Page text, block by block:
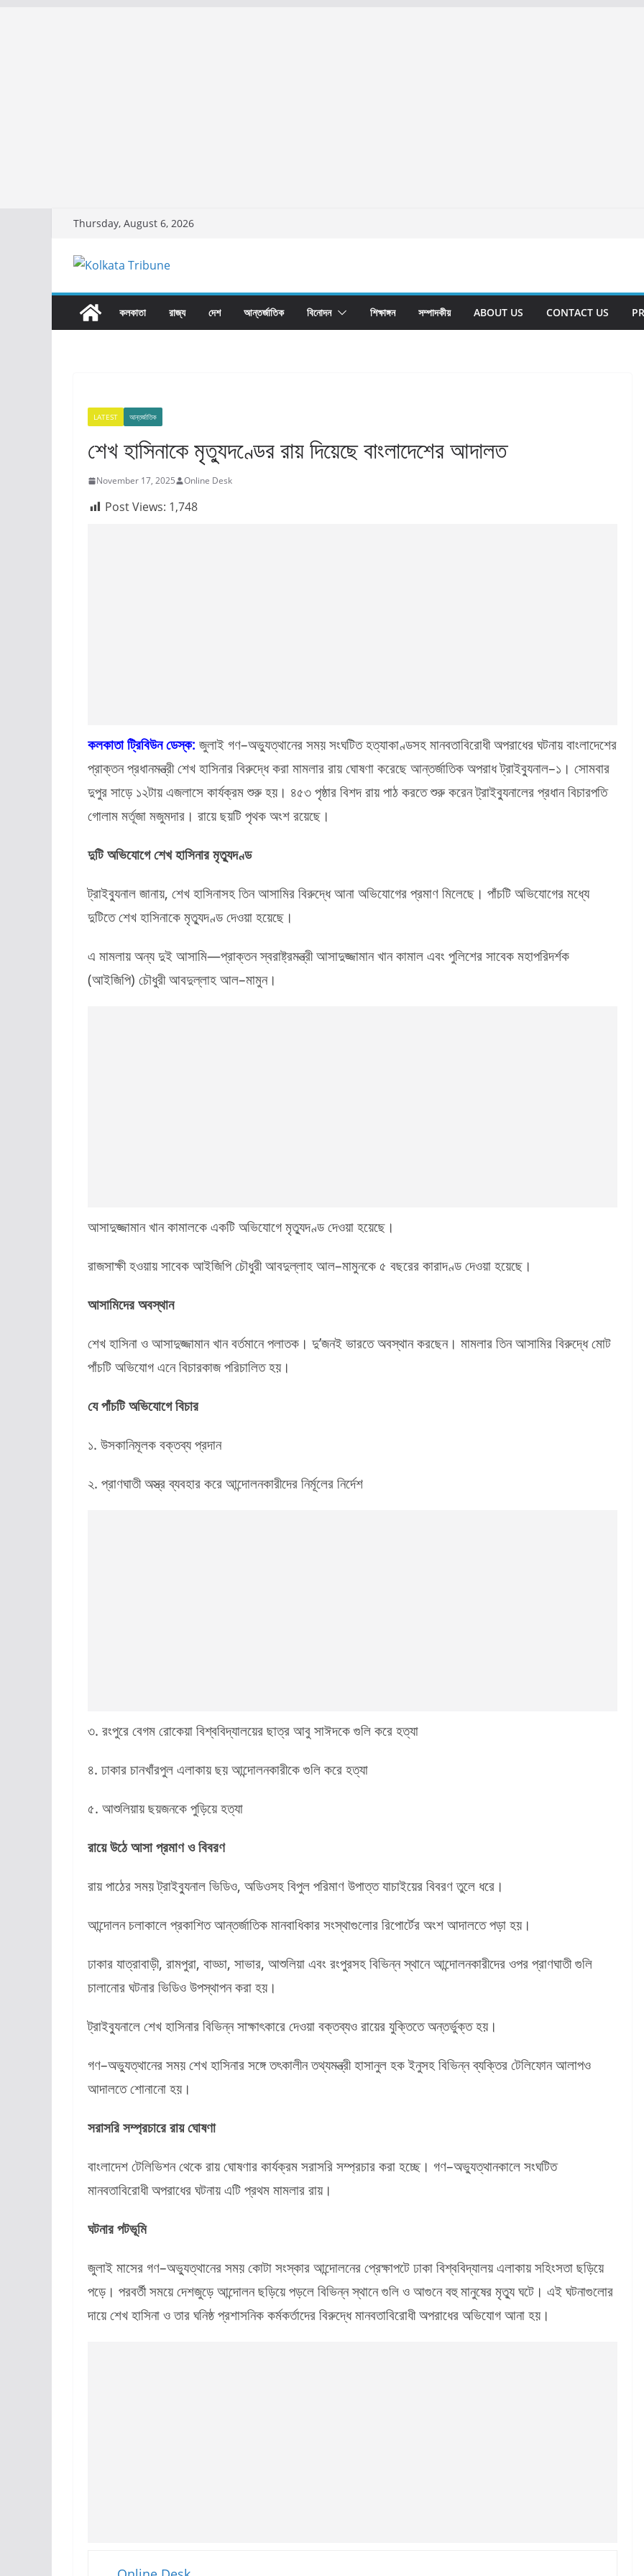
content
Thursday, August 6, 2026
কলকাতা রাজ্য​ দেশ আন্তর্জাতিক বিনোদন শিক্ষাঙ্গন সম্পাদকীয় ABOUT US CONTACT US
LATEST আন্তর্জাতিক
শেখ হাসিনাকে মৃত্যুদণ্ডের রায় দিয়েছে বাংলাদেশের আদালত
November 17, 2025 Online Desk
Post Views: 1,748
কলকাতা ট্রিবিউন ডেস্ক: জুলাই গণ–অভ্যুত্থানের সময় সংঘটিত হত্যাকাণ্ডসহ মানবতাবিরোধী অপরাধের ঘটনায় বাংলাদেশের
প্রাক্তন প্রধানমন্ত্রী শেখ হাসিনার বিরুদ্ধে করা মামলার রায় ঘোষণা করেছে আন্তর্জাতিক অপরাধ ট্রাইব্যুনাল–১। সোমবার
দুপুর সাড়ে ১২টায় এজলাসে কার্যক্রম শুরু হয়। ৪৫৩ পৃষ্ঠার বিশদ রায় পাঠ করতে শুরু করেন ট্রাইব্যুনালের প্রধান বিচারপতি
গোলাম মর্তূজা মজুমদার। রায়ে ছয়টি পৃথক অংশ রয়েছে।
দুটি অভিযোগে শেখ হাসিনার মৃত্যুদণ্ড
ট্রাইব্যুনাল জানায়, শেখ হাসিনাসহ তিন আসামির বিরুদ্ধে আনা অভিযোগের প্রমাণ মিলেছে। পাঁচটি অভিযোগের মধ্যে
দুটিতে শেখ হাসিনাকে মৃত্যুদণ্ড দেওয়া হয়েছে।
এ মামলায় অন্য দুই আসামি—প্রাক্তন স্বরাষ্ট্রমন্ত্রী আসাদুজ্জামান খান কামাল এবং পুলিশের সাবেক মহাপরিদর্শক
(আইজিপি) চৌধুরী আবদুল্লাহ আল–মামুন।
আসাদুজ্জামান খান কামালকে একটি অভিযোগে মৃত্যুদণ্ড দেওয়া হয়েছে।
রাজসাক্ষী হওয়ায় সাবেক আইজিপি চৌধুরী আবদুল্লাহ আল–মামুনকে ৫ বছরের কারাদণ্ড দেওয়া হয়েছে।
আসামিদের অবস্থান
শেখ হাসিনা ও আসাদুজ্জামান খান বর্তমানে পলাতক। দু’জনই ভারতে অবস্থান করছেন। মামলার তিন আসামির বিরুদ্ধে মোট
পাঁচটি অভিযোগ এনে বিচারকাজ পরিচালিত হয়।
যে পাঁচটি অভিযোগে বিচার
১. উসকানিমূলক বক্তব্য প্রদান
২. প্রাণঘাতী অস্ত্র ব্যবহার করে আন্দোলনকারীদের নির্মূলের নির্দেশ
৩. রংপুরে বেগম রোকেয়া বিশ্ববিদ্যালয়ের ছাত্র আবু সাঈদকে গুলি করে হত্যা
৪. ঢাকার চানখাঁরপুল এলাকায় ছয় আন্দোলনকারীকে গুলি করে হত্যা
৫. আশুলিয়ায় ছয়জনকে পুড়িয়ে হত্যা
রায়ে উঠে আসা প্রমাণ ও বিবরণ
রায় পাঠের সময় ট্রাইব্যুনাল ভিডিও, অডিওসহ বিপুল পরিমাণ উপাত্ত যাচাইয়ের বিবরণ তুলে ধরে।
আন্দোলন চলাকালে প্রকাশিত আন্তর্জাতিক মানবাধিকার সংস্থাগুলোর রিপোর্টের অংশ আদালতে পড়া হয়।
ঢাকার যাত্রাবাড়ী, রামপুরা, বাড্ডা, সাভার, আশুলিয়া এবং রংপুরসহ বিভিন্ন স্থানে আন্দোলনকারীদের ওপর প্রাণঘাতী গুলি
চালানোর ঘটনার ভিডিও উপস্থাপন করা হয়।
ট্রাইব্যুনালে শেখ হাসিনার বিভিন্ন সাক্ষাৎকারে দেওয়া বক্তব্যও রায়ের যুক্তিতে অন্তর্ভুক্ত হয়।
গণ–অভ্যুত্থানের সময় শেখ হাসিনার সঙ্গে তৎকালীন তথ্যমন্ত্রী হাসানুল হক ইনুসহ বিভিন্ন ব্যক্তির টেলিফোন আলাপও
আদালতে শোনানো হয়।
সরাসরি সম্প্রচারে রায় ঘোষণা
বাংলাদেশ টেলিভিশন থেকে রায় ঘোষণার কার্যক্রম সরাসরি সম্প্রচার করা হচ্ছে। গণ–অভ্যুত্থানকালে সংঘটিত
মানবতাবিরোধী অপরাধের ঘটনায় এটি প্রথম মামলার রায়।
ঘটনার পটভূমি
জুলাই মাসের গণ–অভ্যুত্থানের সময় কোটা সংস্কার আন্দোলনের প্রেক্ষাপটে ঢাকা বিশ্ববিদ্যালয় এলাকায় সহিংসতা ছড়িয়ে
পড়ে। পরবর্তী সময়ে দেশজুড়ে আন্দোলন ছড়িয়ে পড়লে বিভিন্ন স্থানে গুলি ও আগুনে বহু মানুষের মৃত্যু ঘটে। এই ঘটনাগুলোর
দায়ে শেখ হাসিনা ও তার ঘনিষ্ঠ প্রশাসনিক কর্মকর্তাদের বিরুদ্ধে মানবতাবিরোধী অপরাধের অভিযোগ আনা হয়।